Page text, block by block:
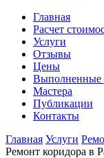
Главная
Расчет
Услуги
Отзывы
Цены
Выполненные
Мастера
Публикации
Контакты
Главная Услуги
Ремонт коридора в